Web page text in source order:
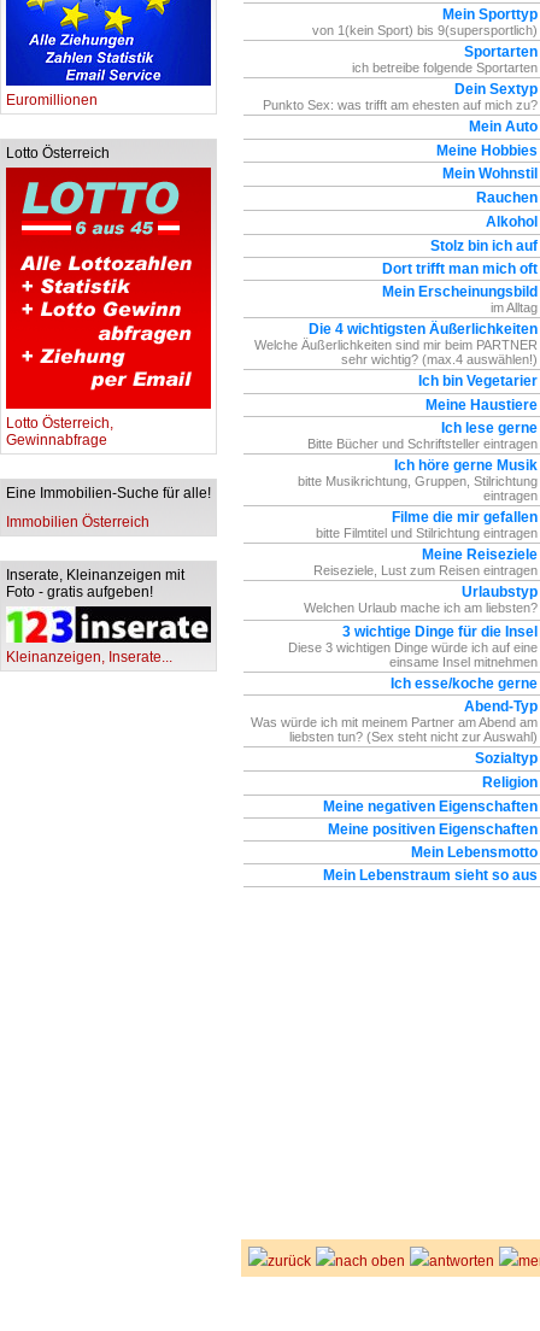
Euromillionen
Lotto Österreich
Lotto Österreich,
Gewinnabfrage
Eine Immobilien-Suche für alle!
Immobilien Österreich
Inserate, Kleinanzeigen mit
Foto - gratis aufgeben!
Kleinanzeigen, Inserate...
Mein Sporttyp
von 1(kein Sport) bis 9(supersportlich)
Sportarten
ich betreibe folgende Sportarten
Dein Sextyp
Punkto Sex: was trifft am ehesten auf mich zu?
Mein Auto
Meine Hobbies
Mein Wohnstil
Rauchen
Alkohol
Stolz bin ich auf
Dort trifft man mich oft
Mein Erscheinungsbild
im Alltag
Die 4 wichtigsten Äußerlichkeiten
Welche Äußerlichkeiten sind mir beim PARTNER
sehr wichtig? (max.4 auswählen!)
Ich bin Vegetarier
Meine Haustiere
Ich lese gerne
Bitte Bücher und Schriftsteller eintragen
Ich höre gerne Musik
bitte Musikrichtung, Gruppen, Stilrichtung
eintragen
Filme die mir gefallen
bitte Filmtitel und Stilrichtung eintragen
Meine Reiseziele
Reiseziele, Lust zum Reisen eintragen
Urlaubstyp
Welchen Urlaub mache ich am liebsten?
3 wichtige Dinge für die Insel
Diese 3 wichtigen Dinge würde ich auf eine
einsame Insel mitnehmen
Ich esse/koche gerne
Abend-Typ
Was würde ich mit meinem Partner am Abend am
liebsten tun? (Sex steht nicht zur Auswahl)
Sozialtyp
Religion
Meine negativen Eigenschaften
Meine positiven Eigenschaften
Mein Lebensmotto
Mein Lebenstraum sieht so aus
zurück nach oben antworten